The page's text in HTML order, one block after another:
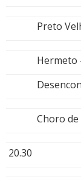
Preto
Hermeto
Choro de
20.30